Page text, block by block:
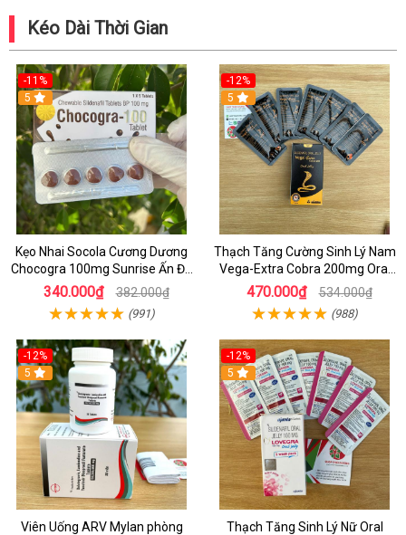
Kéo Dài Thời Gian
-11%
5
Kẹo Nhai Socola Cương Dương
Chocogra 100mg Sunrise Ấn Độ
Chính Hãng
340.000₫ 382.000₫
(991)
-12%
5
Thạch Tăng Cường Sinh Lý Nam
Vega-Extra Cobra 200mg Oral
Jelly (Hộp 7 Gói) – Tăng Cương
Cứng & Kéo Dài Thời Gian
470.000₫ 534.000₫
(988)
-12%
5
Viên Uống ARV Mylan phòng
-12%
5
Thạch Tăng Sinh Lý Nữ Oral